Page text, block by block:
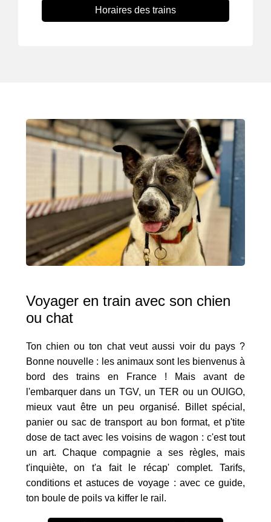
Horaires des trains
Voyager en train avec son chien
ou chat
Ton chien ou ton chat veut aussi voir du pays ?
Bonne nouvelle : les animaux sont les bienvenus à
bord des trains en France ! Mais avant de
l'embarquer dans un TGV, un TER ou un OUIGO,
mieux vaut être un peu organisé. Billet spécial,
panier ou sac de transport au bon format, et p'tite
dose de tact avec les voisins de wagon : c'est tout
un art. Chaque compagnie a ses règles, mais
t'inquiète, on t'a fait le récap' complet. Tarifs,
conditions et astuces de voyage : avec ce guide,
ton boule de poils va kiffer le rail.